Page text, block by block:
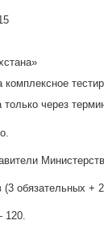
только через
(3 обязательных +
120.